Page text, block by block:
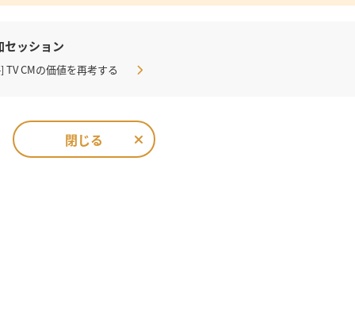
セッション
TV CMの価値を再考する
閉じる